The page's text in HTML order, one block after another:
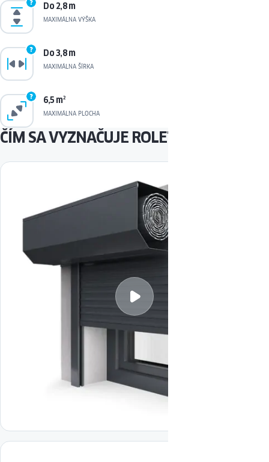
Do 2,8 m
MAXIMÁLNA VÝŠKA
Do 3,8 m
MAXIMÁLNA ŠÍRKA
6,5 m2
MAXIMÁLNA PLOCHA
ČÍM SA VYZNAČUJE ROLETA TERRA?